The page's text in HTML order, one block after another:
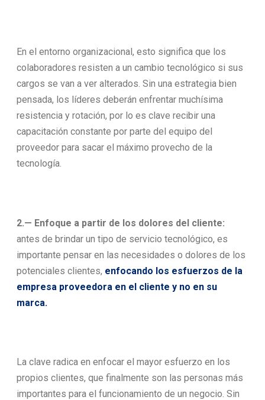
En el entorno organizacional, esto significa que los
colaboradores resisten a un cambio tecnológico si sus
cargos se van a ver alterados. Sin una estrategia bien
pensada, los líderes deberán enfrentar muchísima
resistencia y rotación, por lo es clave recibir una
capacitación constante por parte del equipo del
proveedor para sacar el máximo provecho de la
tecnología.
2.— Enfoque a partir de los dolores del cliente:
antes de brindar un tipo de servicio tecnológico, es
importante pensar en las necesidades o dolores de los
potenciales clientes, enfocando los esfuerzos de la
empresa proveedora en el cliente y no en su
marca.
La clave radica en enfocar el mayor esfuerzo en los
propios clientes, que finalmente son las personas más
importantes para el funcionamiento de un negocio. Sin